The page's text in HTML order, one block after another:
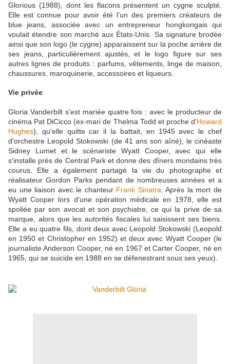
Glorious (1988), dont les flacons présentent un cygne sculpté.
Elle est connue pour avoir été l'un des premiers créateurs de
blue jeans, associée avec un entrepreneur hongkongais qui
voulait étendre son marché aux États-Unis. Sa signature brodée
ainsi que son logo (le cygne) apparaissent sur la poche arrière de
ses jeans, particulièrement ajustés, et le logo figure sur ses
autres lignes de produits : parfums, vêtements, linge de maison,
chaussures, maroquinerie, accessoires et liqueurs.
Vie privée
Gloria Vanderbilt s'est mariée quatre fois : avec le producteur de
cinéma Pat DiCicco (ex-mari de Thelma Todd et proche d'Howard
Hughes), qu'elle quitte car il la battait, en 1945 avec le chef
d'orchestre Leopold Stokowski (de 41 ans son aîné), le cinéaste
Sidney Lumet et le scénariste Wyatt Cooper, avec qui elle
s'installe près de Central Park et donne des dîners mondains très
courus. Elle a également partagé la vie du photographe et
réalisateur Gordon Parks pendant de nombreuses années et a
eu une liaison avec le chanteur Frank Sinatra . Après la mort de
Wyatt Cooper lors d'une opération médicale en 1978, elle est
spoliée par son avocat et son psychiatre, ce qui la prive de sa
marque, alors que les autorités fiscales lui saisissent ses biens.
Elle a eu quatre fils, dont deux avec Leopold Stokowski (Leopold
en 1950 et Christopher en 1952) et deux avec Wyatt Cooper (le
journaliste Anderson Cooper, né en 1967 et Carter Cooper, né en
1965, qui se suicide en 1988 en se défenestrant sous ses yeux).